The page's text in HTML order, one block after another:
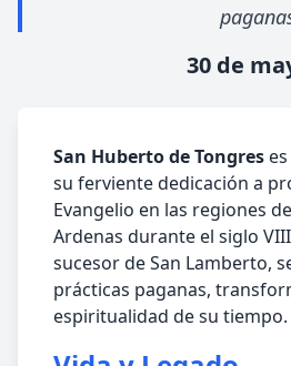
30 de
San Huberto de Tongres
su ferviente dedicación a
Evangelio en las regiones
Ardenas durante el siglo
sucesor de San Lamberto,
prácticas paganas,
espiritualidad de su tiempo.